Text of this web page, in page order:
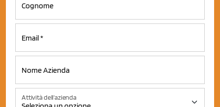
Attività dell'azienda